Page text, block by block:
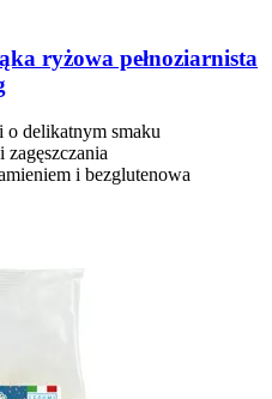
ryżowa pełnoziarnista
delikatnym smaku
zagęszczania
i bezglutenowa